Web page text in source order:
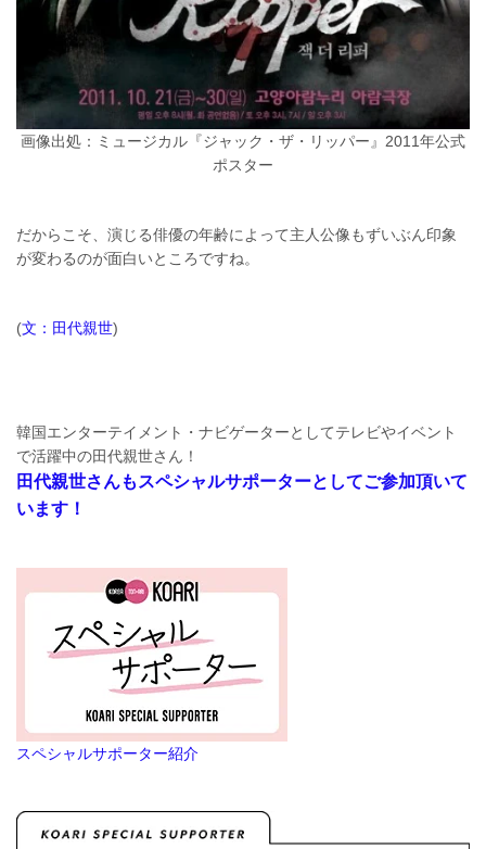
画像出処：ミュージカル『ジャック・ザ・リッパー』2011年公式
ポスター
だからこそ、演じる俳優の年齢によって主人公像もずいぶん印象
が変わるのが面白いところですね。
(文：田代親世)
韓国エンターテイメント・ナビゲーターとしてテレビやイベント
で活躍中の田代親世さん！
田代親世さんもスペシャルサポーターとしてご参加頂いて
います！
スペシャルサポーター紹介